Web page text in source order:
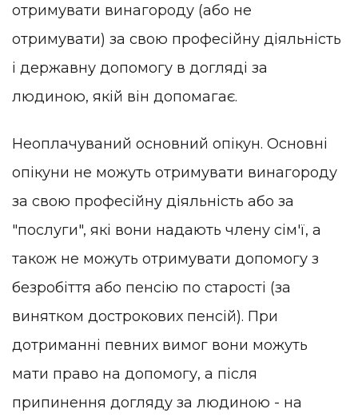
отримувати винагороду (або не
отримувати) за свою професійну діяльність
і державну допомогу в догляді за
людиною, якій він допомагає.
Неоплачуваний основний опікун. Основні
опікуни не можуть отримувати винагороду
за свою професійну діяльність або за
"послуги", які вони надають члену сім'ї, а
також не можуть отримувати допомогу з
безробіття або пенсію по старості (за
винятком дострокових пенсій). При
дотриманні певних вимог вони можуть
мати право на допомогу, а після
припинення догляду за людиною - на